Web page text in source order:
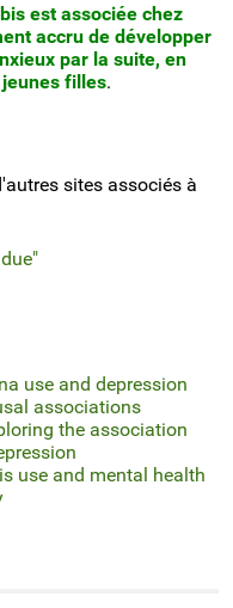
est associée chez
accru de développer
par la suite, en
filles.
sites associés à
use and depression
associations
the association
use and mental health